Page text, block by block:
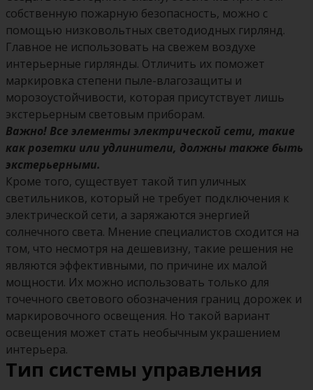
собственную пожарную безопасность, можно с
помощью низковольтных светодиодных гирлянд.
Главное не использовать на свежем воздухе
интерьерные гирлянды. Отличить их поможет
маркировка степени пыле-влагозащиты и
морозоустойчивости, которая присутствует лишь
экстерьерным световым приборам.
Важно! Все элементы электрической сети, такие
как розетки или удлинители, должны также быть
экстерьерными.
Кроме того, существует такой тип уличных
светильников, который не требует подключения к
электрической сети, а заряжаются энергией
солнечного света. Мнение специалистов сходится на
том, что несмотря на дешевизну, такие решения не
являются эффективными, по причине их малой
мощности. Их можно использовать только для
точечного светового обозначения границ дорожек и
маркировочного освещения. Но такой вариант
освещения может стать необычным украшением
интерьера.
Тип системы управления